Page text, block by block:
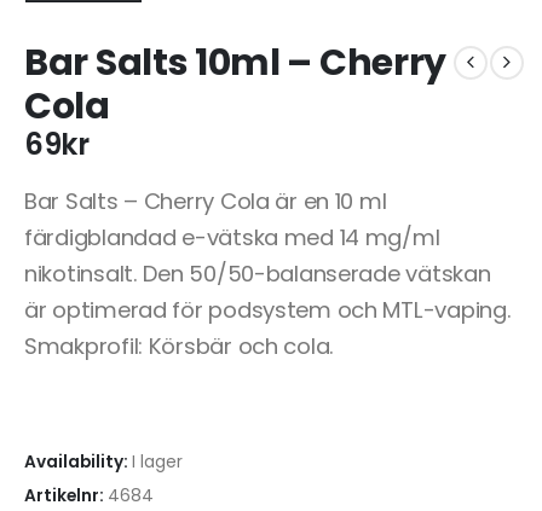
Bar Salts 10ml – Cherry
Cola
69kr
Bar Salts – Cherry Cola är en 10 ml
färdigblandad e-vätska med 14 mg/ml
nikotinsalt. Den 50/50-balanserade vätskan
är optimerad för podsystem och MTL-vaping.
Smakprofil: Körsbär och cola.
Availability: I lager
Artikelnr: 4684